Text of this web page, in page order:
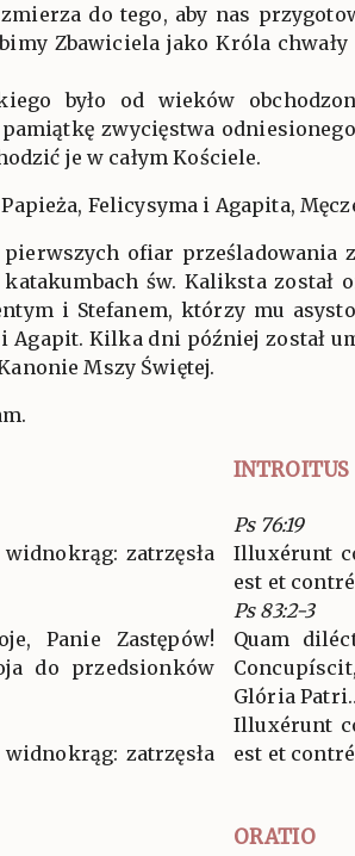
do tego, aby nas
Zbawiciela jako Króla
było od wieków
pamiątkę zwycięstwa
je w całym Kościele.
Felicysyma i Agapita,
ofiar prześladowania
św. Kaliksta został
i Stefanem, którzy mu
Kilka dni później został
Mszy Świętej.
INTROITUS
zatrzęsła
Panie Zastępów!
do przedsionków
zatrzęsła
Ps 76:19
Illuxérunt
est et
Ps 83:2-3
Quam
Glória
Illuxérunt
est et
ORATIO